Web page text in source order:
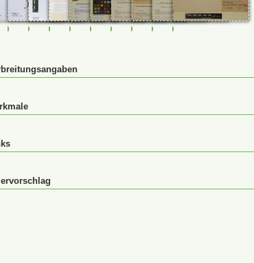
0114324
FR-0114325FR-0114874JE00026922
M-0125266M-0125267M-0125269M-0125270M-0232460